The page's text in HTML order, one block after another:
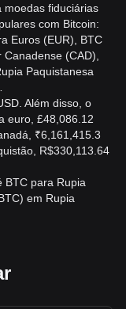
moedas fiduciárias
com Bitcoin:
Euros (EUR), BTC
(CAD),
Paquistanesa
Além disso, o
euro, £48,086.12
₹6,161,415.3
R$330,113.64
BTC para Rupia
em Rupia